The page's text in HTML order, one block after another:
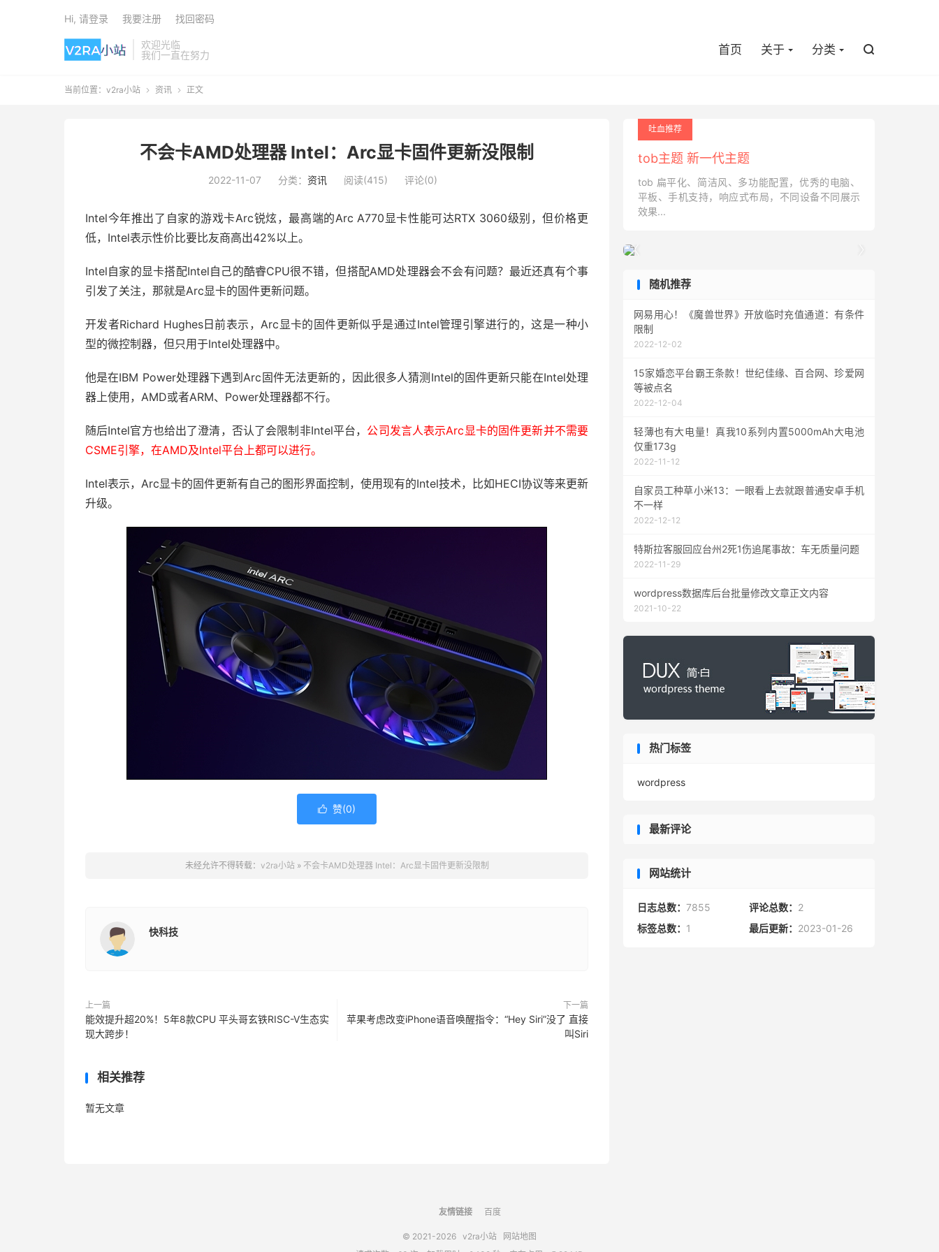
欢迎光临
我们一直在努力
首页 关于 分类 
Hi, 请登录 我要注册 找回密码
当前位置： v2ra小站  资讯  正文
不会卡AMD处理器 Intel：Arc显卡固件更新没限制
2022-11-07 分类： 资讯 阅读(415) 评论(0)
Intel今年推出了自家的游戏卡Arc锐炫，最高端的Arc A770显卡性能可达RTX 3060级别，但价格更
低，Intel表示性价比要比友商高出42%以上。
Intel自家的显卡搭配Intel自己的酷睿CPU很不错，但搭配AMD处理器会不会有问题？最近还真有个事
引发了关注，那就是Arc显卡的固件更新问题。
开发者Richard Hughes日前表示，Arc显卡的固件更新似乎是通过Intel管理引擎进行的，这是一种小
型的微控制器，但只用于Intel处理器中。
他是在IBM Power处理器下遇到Arc固件无法更新的，因此很多人猜测Intel的固件更新只能在Intel处理
器上使用，AMD或者ARM、Power处理器都不行。
随后Intel官方也给出了澄清，否认了会限制非Intel平台， 公司发言人表示Arc显卡的固件更新并不需要
CSME引擎，在AMD及Intel平台上都可以进行。
Intel表示，Arc显卡的固件更新有自己的图形界面控制，使用现有的Intel技术，比如HECI协议等来更新
升级。
 赞(0)
未经允许不得转载： v2ra小站» 不会卡AMD处理器 Intel：Arc显卡固件更新没限制
快科技
上一篇
能效提升超20%！5年8款CPU 平头哥玄铁RISC-V生态实
现大跨步！
下一篇
苹果考虑改变iPhone语音唤醒指令：“Hey Siri”没了 直接
叫Siri
相关推荐
暂无文章
吐血推荐
tob主题 新一代主题
tob 扁平化、简洁风、多功能配置，优秀的电脑、
平板、手机支持，响应式布局，不同设备不同展示
效果...

随机推荐
网易用心！《魔兽世界》开放临时充值通道：有条件
限制
2022-12-02
15家婚恋平台霸王条款！世纪佳缘、百合网、珍爱网
等被点名
2022-12-04
轻薄也有大电量！真我10系列内置5000mAh大电池
仅重173g
2022-11-12
自家员工种草小米13：一眼看上去就跟普通安卓手机
不一样
2022-12-12
特斯拉客服回应台州2死1伤追尾事故：车无质量问题
2022-11-29
wordpress数据库后台批量修改文章正文内容
2021-10-22
热门标签
wordpress
最新评论
网站统计
日志总数： 7855 评论总数： 2
标签总数： 1 最后更新： 2023-01-26
友情链接 百度
© 2021-2026 v2ra小站
网站地图